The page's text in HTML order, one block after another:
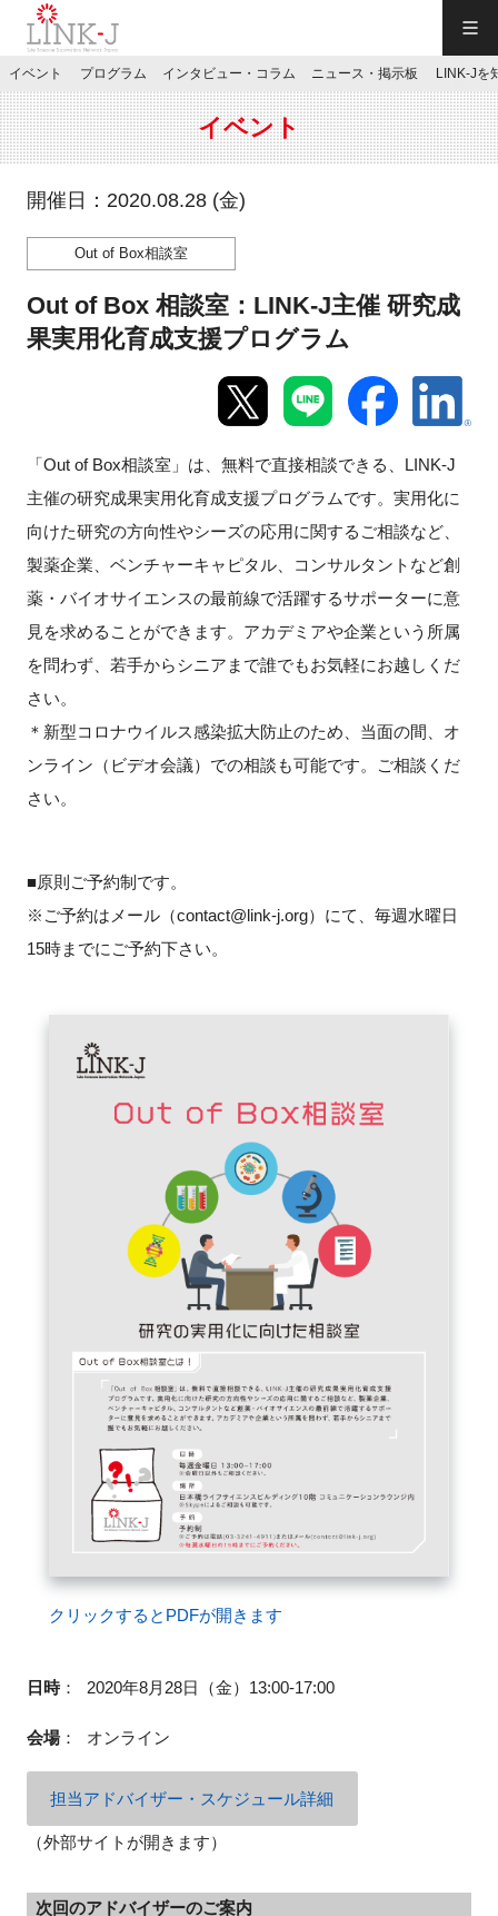
JP／EN
特別会員専用メニュー
施設ご予約
マイページ
新規登録
イベント
プログラム
ニュース・掲示板
特別会員
施設・アクセス
FAQ
イベントお知らせメール登録
イベント プログラム インタビュー・コラム ニュース・掲示板 LINK-Jを
イベント
開催日：2020.08.28 (金)
Out of Box相談室
Out of Box 相談室：LINK-J主催 研究成
果実用化育成支援プログラム
「Out of Box相談室」は、無料で直接相談できる、LINK-J
主催の研究成果実用化育成支援プログラムです。実用化に
向けた研究の方向性やシーズの応用に関するご相談など、
製薬企業、ベンチャーキャピタル、コンサルタントなど創
薬・バイオサイエンスの最前線で活躍するサポーターに意
見を求めることができます。アカデミアや企業という所属
を問わず、若手からシニアまで誰でもお気軽にお越しくだ
さい。
＊新型コロナウイルス感染拡大防止のため、当面の間、オ
ンライン（ビデオ会議）での相談も可能です。ご相談くだ
さい。
■原則ご予約制です。
※ご予約はメール（contact@link-j.org）にて、毎週水曜日
15時までにご予約下さい。
クリックするとPDFが開きます
日時： 2020年8月28日（金）13:00-17:00
会場： オンライン
担当アドバイザー・スケジュール詳細
（外部サイトが開きます）
次回のアドバイザーのご案内